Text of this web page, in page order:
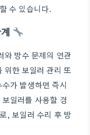
수 있습니다.
와 방수 문제의 연관
위한 보일러 관리 또
가 발생하면 즉시
일러를 사용할 경
, 보일러 수리 후 방